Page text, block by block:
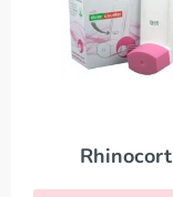
Rhinocort